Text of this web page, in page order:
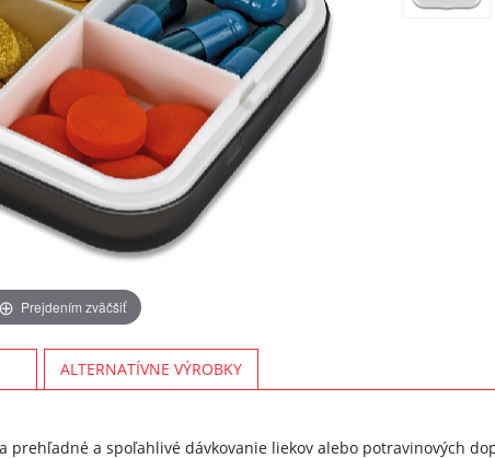
Prejdením zväčšiť
ALTERNATÍVNE VÝROBKY
prehľadné a spoľahlivé dávkovanie liekov alebo potravinových